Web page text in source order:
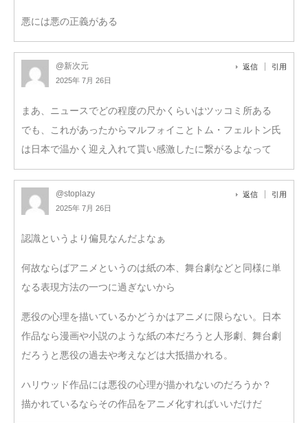
悪には悪の正義がある
@新次元
2025年 7月 26日
返信 引用
まあ、ニュースでどの程度の尺かくらいはツッコミ所ある
でも、これがあったからマルフォイことトム・フェルトン氏
は日本で温かく迎え入れて貰い感激したに繋がるよなって
@stoplazy
2025年 7月 26日
返信 引用
認識というより偏見なんだよなぁ
何故ならばアニメというのは紙の本、舞台劇などと同様に単
なる表現方法の一つに過ぎないから
悪役の心理を描いているかどうかはアニメに限らない。日本
作品なら漫画や小説のような紙の本だろうと人形劇、舞台劇
だろうと悪役の過去や考えなどは大抵描かれる。
ハリウッド作品には悪役の心理が描かれないのだろうか？
描かれているならその作品をアニメ化すればいいだけだ